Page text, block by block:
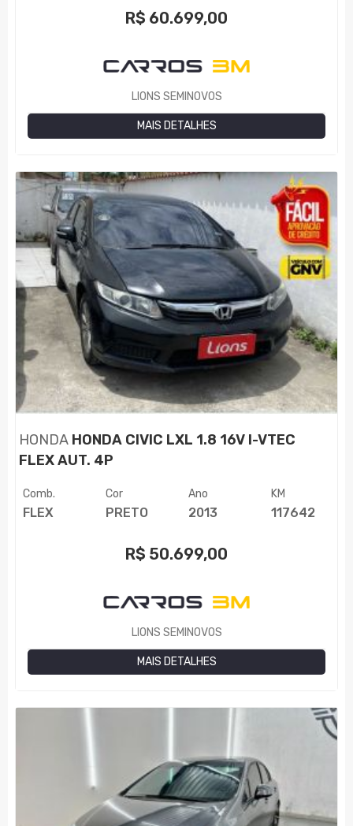
R$ 60.699,00
LIONS SEMINOVOS
MAIS DETALHES
HONDA HONDA CIVIC LXL 1.8 16V I-VTEC
FLEX AUT. 4P
Comb.
FLEX
Cor
PRETO
Ano
2013
KM
117642
R$ 50.699,00
LIONS SEMINOVOS
MAIS DETALHES